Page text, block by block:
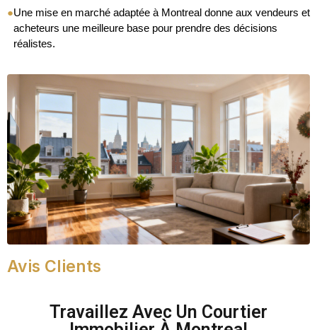
●Une mise en marché adaptée à Montreal donne aux vendeurs et
acheteurs une meilleure base pour prendre des décisions
réalistes.
Avis Clients
Travaillez Avec Un Courtier